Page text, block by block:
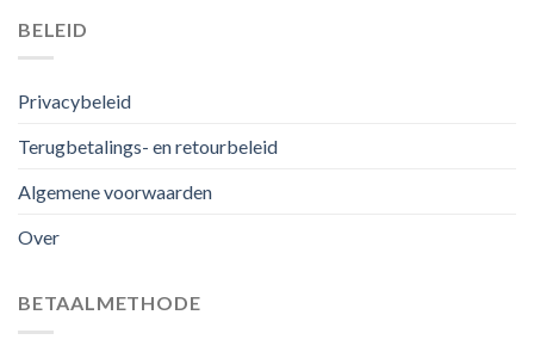
BELEID
Privacybeleid
Terugbetalings- en retourbeleid
Algemene voorwaarden
Over
BETAALMETHODE